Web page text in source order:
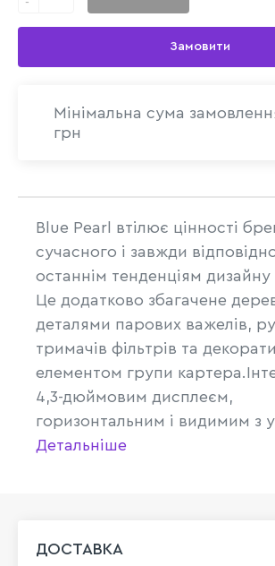
-
Замовити
Мінімальна сума
грн
Blue Pearl втілює цінності
сучасного і завжди
останнім тенденціям дизайну
Це додатково збагачене
деталями парових важелів,
тримачів фільтрів та
елементом групи
4,3-дюймовим дисплеєм,
горизонтальним і видимим з
Детальніше
ДОСТАВКА